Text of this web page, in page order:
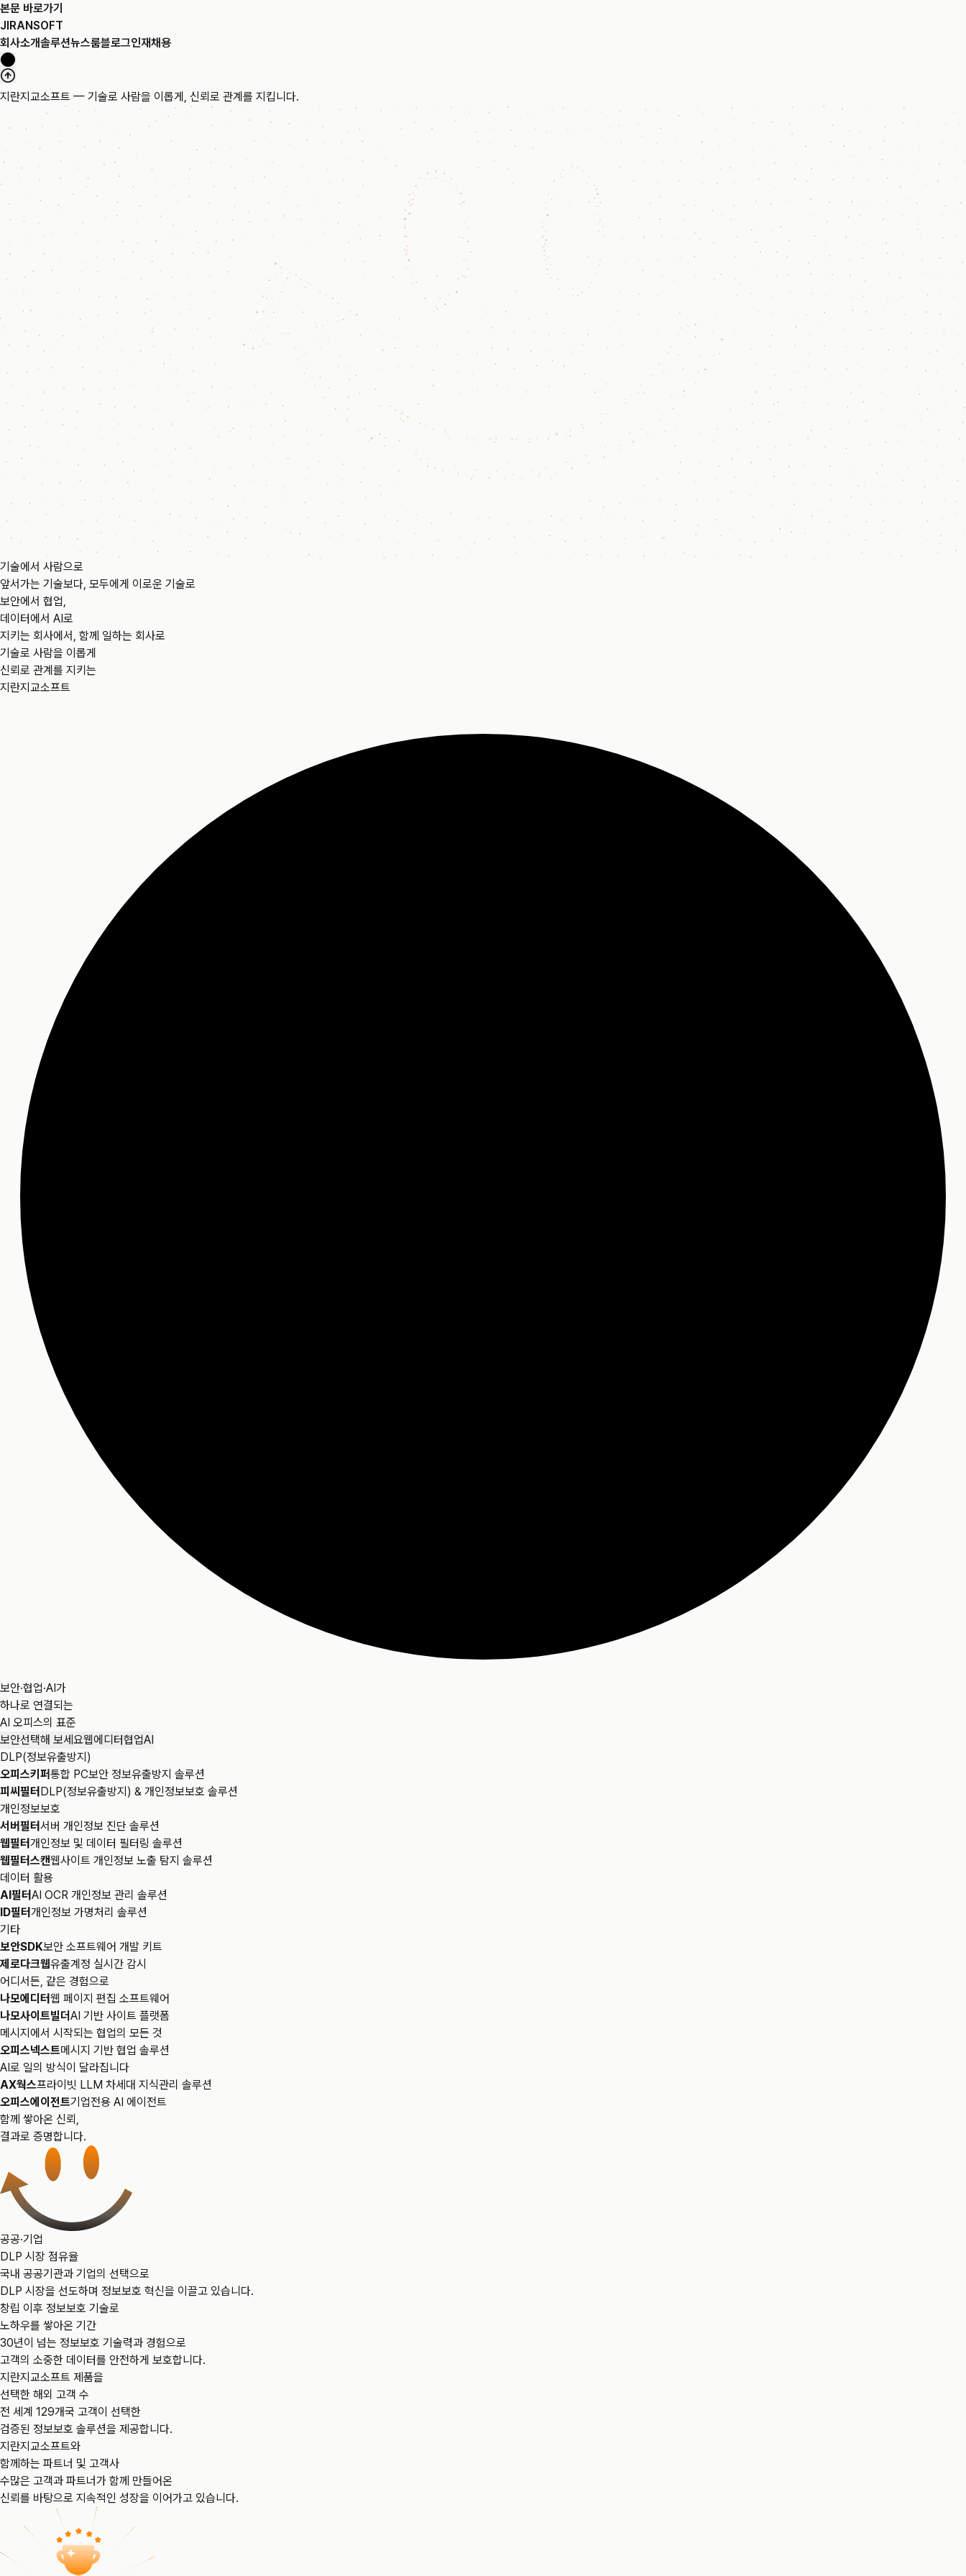
본문 바로가기
JIRANSOFT
회사소개솔루션뉴스룸블로그인재채용
지란지교소프트 — 기술로 사람을 이롭게, 신뢰로 관계를 지킵니다.
기술에서 사람으로
앞서가는 기술보다, 모두에게 이로운 기술로
보안에서 협업,
데이터에서 AI로
지키는 회사에서, 함께 일하는 회사로
기술로 사람을 이롭게
신뢰로 관계를 지키는
지란지교소프트
보안·협업·AI가
하나로 연결되는
AI 오피스의 표준
보안선택해 보세요웹에디터협업AI
DLP(정보유출방지)
오피스키퍼통합 PC보안 정보유출방지 솔루션
피씨필터DLP(정보유출방지) & 개인정보보호 솔루션
개인정보보호
서버필터서버 개인정보 진단 솔루션
웹필터개인정보 및 데이터 필터링 솔루션
웹필터스캔웹사이트 개인정보 노출 탐지 솔루션
데이터 활용
AI필터AI OCR 개인정보 관리 솔루션
ID필터개인정보 가명처리 솔루션
기타
보안SDK보안 소프트웨어 개발 키트
제로다크웹유출계정 실시간 감시
어디서든, 같은 경험으로
나모에디터웹 페이지 편집 소프트웨어
나모사이트빌더AI 기반 사이트 플랫폼
메시지에서 시작되는 협업의 모든 것
오피스넥스트메시지 기반 협업 솔루션
AI로 일의 방식이 달라집니다
AX웍스프라이빗 LLM 차세대 지식관리 솔루션
오피스에이전트기업전용 AI 에이전트
함께 쌓아온 신뢰,
결과로 증명합니다.
공공·기업 DLP 시장 점유율
국내 공공기관과 기업의 선택으로 DLP 시장을 선도하며 정보보호 혁신을 이끌고 있습니다.
1위
창립 이후 정보보호 기술로 노하우를 쌓아온 기간
30년이 넘는 정보보호 기술력과 경험으로 고객의 소중한 데이터를 안전하게 보호합니다.
32년
지란지교소프트 제품을 선택한 해외 고객 수
전 세계 129개국 고객이 선택한 검증된 정보보호 솔루션을 제공합니다.
129개국
지란지교소프트와 함께하는 파트너 및 고객사
수많은 고객과 파트너가 함께 만들어온 신뢰를 바탕으로 지속적인 성장을 이어가고 있습니다.
34,000고객사
공공·기업
DLP 시장 점유율
국내 공공기관과 기업의 선택으로
DLP 시장을 선도하며 정보보호 혁신을 이끌고 있습니다.
창립 이후 정보보호 기술로
노하우를 쌓아온 기간
30년이 넘는 정보보호 기술력과 경험으로
고객의 소중한 데이터를 안전하게 보호합니다.
지란지교소프트 제품을
선택한 해외 고객 수
전 세계 129개국 고객이 선택한
검증된 정보보호 솔루션을 제공합니다.
지란지교소프트와
함께하는 파트너 및 고객사
수많은 고객과 파트너가 함께 만들어온
신뢰를 바탕으로 지속적인 성장을 이어가고 있습니다.